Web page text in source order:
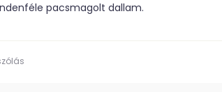
pacsmagolt dallam.